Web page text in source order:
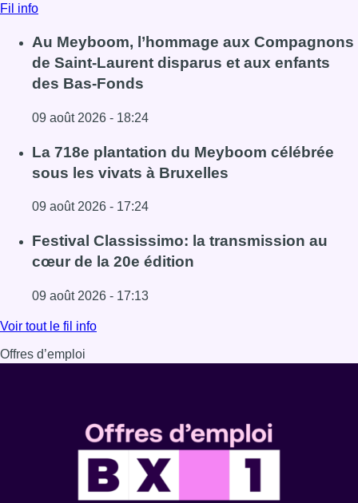
Fil info
Au Meyboom, l’hommage aux Compagnons
de Saint-Laurent disparus et aux enfants
des Bas-Fonds
09 août 2026 - 18:24
Lire l'article Au Meyboom, l’hommage aux
La 718e plantation du Meyboom célébrée
sous les vivats à Bruxelles
09 août 2026 - 17:24
Lire l'article La 718e plantation du Meyboom célébrée
Festival Classissimo: la transmission au
cœur de la 20e édition
09 août 2026 - 17:13
Lire l'article Festival Classissimo: la transmission au
Voir tout le fil info
Offres d’emploi